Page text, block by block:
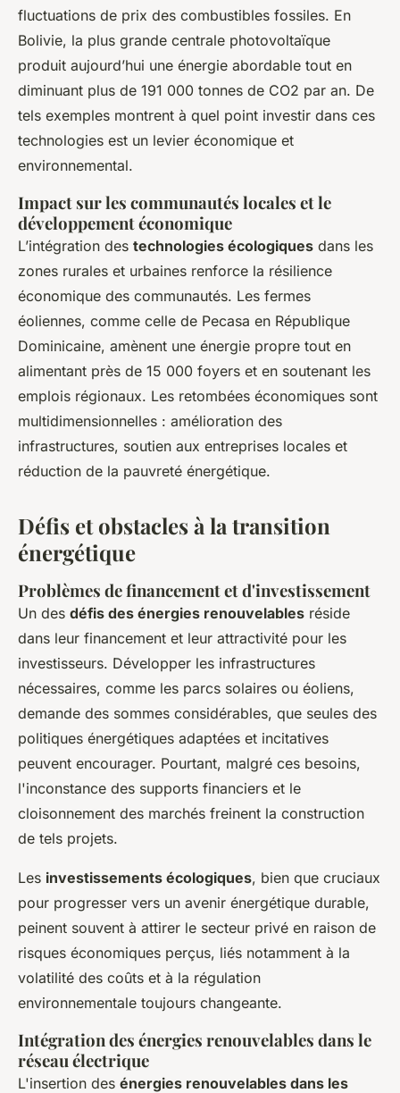
fluctuations de prix des combustibles fossiles. En
Bolivie, la plus grande centrale photovoltaïque
produit aujourd’hui une énergie abordable tout en
diminuant plus de 191 000 tonnes de CO2 par an. De
tels exemples montrent à quel point investir dans ces
technologies est un levier économique et
environnemental.
Impact sur les communautés locales et le
développement économique
L’intégration des technologies écologiques dans les
zones rurales et urbaines renforce la résilience
économique des communautés. Les fermes
éoliennes, comme celle de Pecasa en République
Dominicaine, amènent une énergie propre tout en
alimentant près de 15 000 foyers et en soutenant les
emplois régionaux. Les retombées économiques sont
multidimensionnelles : amélioration des
infrastructures, soutien aux entreprises locales et
réduction de la pauvreté énergétique.
Défis et obstacles à la transition
énergétique
Problèmes de financement et d'investissement
Un des défis des énergies renouvelables réside
dans leur financement et leur attractivité pour les
investisseurs. Développer les infrastructures
nécessaires, comme les parcs solaires ou éoliens,
demande des sommes considérables, que seules des
politiques énergétiques adaptées et incitatives
peuvent encourager. Pourtant, malgré ces besoins,
l'inconstance des supports financiers et le
cloisonnement des marchés freinent la construction
de tels projets.
Les investissements écologiques, bien que cruciaux
pour progresser vers un avenir énergétique durable,
peinent souvent à attirer le secteur privé en raison de
risques économiques perçus, liés notamment à la
volatilité des coûts et à la régulation
environnementale toujours changeante.
Intégration des énergies renouvelables dans le
réseau électrique
L'insertion des énergies renouvelables dans les